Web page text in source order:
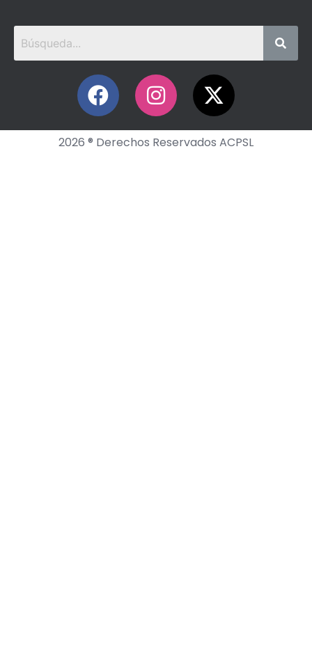
2026 ® Derechos Reservados ACPSL